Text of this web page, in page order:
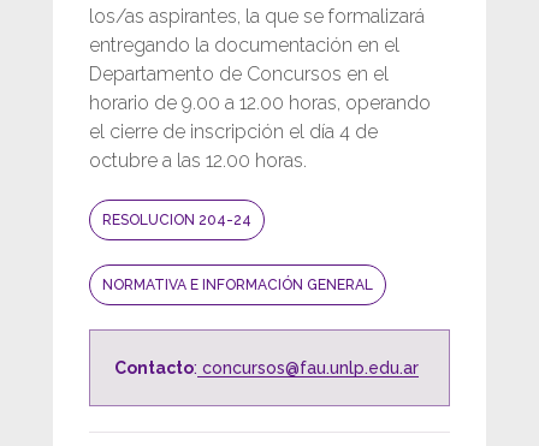
los/as aspirantes, la que se formalizará
entregando la documentación en el
Departamento de Concursos en el
horario de 9.00 a 12.00 horas, operando
el cierre de inscripción el día 4 de
octubre a las 12.00 horas.
RESOLUCION 204-24
NORMATIVA E INFORMACIÓN GENERAL
Contacto: concursos@fau.unlp.edu.ar